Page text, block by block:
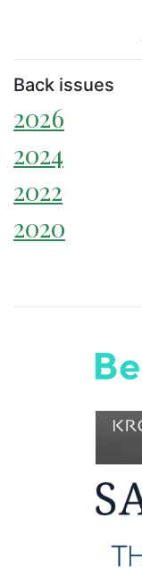
Back issues
2026
2024
2022
2020